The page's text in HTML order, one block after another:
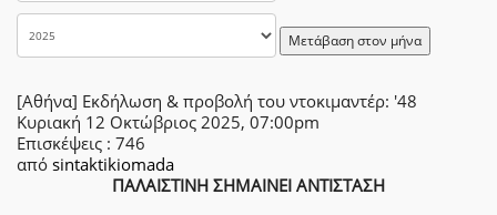
Μετάβαση στον μήνα
[Αθήνα] Εκδήλωση & προβολή του ντοκιμαντέρ: '48
Κυριακή 12 Οκτώβριος 2025, 07:00pm
Επισκέψεις : 746
από sintaktikiomada
ΠΑΛΑΙΣΤΙΝΗ ΣΗΜΑΙΝΕΙ ΑΝΤΙΣΤΑΣΗ